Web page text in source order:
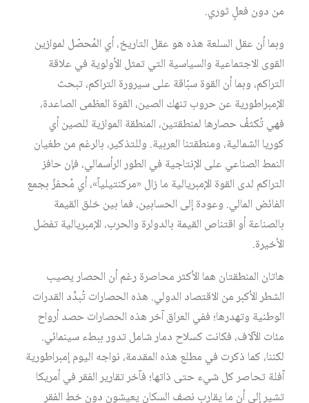
من دون فعلٍ ثوري.
وبما أن عقل السلعة هذه هو عقل التاريخ، أي المُحصّل لموازين
القوى الاجتماعية والسياسية التي تمثل الأولوية في علاقة
التراكم، وبما أن القوة سبّاقة على سيرورة التراكم، تبحث
الإمبراطورية عن حروب تنهك الصين، القوة العظمى الصاعدة،
فهي تُكثفُ حصارها لمنطقتين، المنطقة الموازية للصين أي
كوريا الشمالية، ومنطقتنا العربية. وللتذكير، بالرغم من طغيان
النمط الصناعي على الإنتاجية في الطور الرأسمالي، فإن حافز
التراكم لدى القوة الإمبريالية ما زال «مركنتيلياً»، أي مُحفزّ بجمع
الفائض المالي. وعودة إلى الحسابين، فما بين خلق القيمة
بالصناعة أو اقتناص القيمة بالدولرة والحرب، الإمبريالية تفضل
الأخيرة.
هاتان المنطقتان هما الأكثر محاصرة رغم أن الحصار يصيب
الشطر الأكبر من الاقتصاد الدولي. هذه الحصارات تُبدِّد القدرات
الوطنية وتهدرها؛ ففي العراق آخر هذه الحصارات حصد أرواح
مئات الآلاف، فكانت كسلاح دمار شامل تدور ببطء سينمائي.
لكننا، كما ذكرت في مطلع هذه المقدمة، نواجه اليوم إمبراطورية
آفلة تحاصر كل شيء حتى ذاتها؛ فآخر تقارير الفقر في أمريكا
تشير إلى أن ما يقارب نصف السكان يعيشون دون خط الفقر